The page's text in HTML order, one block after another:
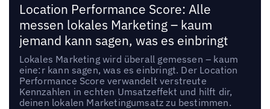
Location Performance Score: Alle
messen lokales Marketing – kaum
jemand kann sagen, was es einbringt
Lokales Marketing wird überall gemessen – kaum
eine:r kann sagen, was es einbringt. Der Location
Performance Score verwandelt verstreute
Kennzahlen in echten Umsatzeffekt und hilft dir,
deinen lokalen Marketingumsatz zu bestimmen.